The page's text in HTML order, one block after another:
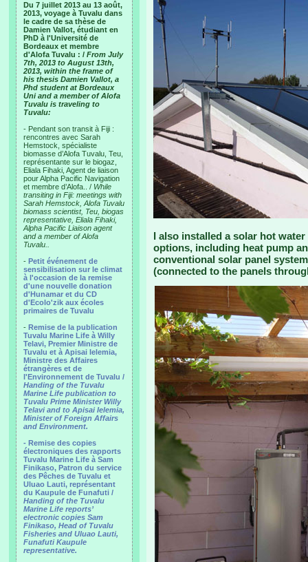
Du 7 juillet 2013 au 13 août,
2013, voyage à Tuvalu dans
le cadre de sa thèse de
Damien Vallot, étudiant en
PhD à l'Université de
Bordeaux et membre
d'Alofa Tuvalu : / From July
7th, 2013 to August 13th,
2013, within the frame of
his thesis Damien Vallot, a
Phd student at Bordeaux
Uni and a member of Alofa
Tuvalu is traveling to
Tuvalu:
- Pendant son transit à Fiji :
rencontres avec Sarah
Hemstock, spécialiste
biomasse d’Alofa Tuvalu, Teu,
représentante sur le biogaz,
Eliala Fihaki, Agent de liaison
pour Alpha Pacific Navigation
et membre d’Alofa.. / While
transiting in Fiji: meetings with
Sarah Hemstock, Alofa Tuvalu
biomass scientist, Teu, biogas
representative, Eliala Fihaki,
Alpha Pacific Liaison agent
and a member of Alofa
Tuvalu..
- Petit événement de
sensibilisation sur le climat
à l'occasion de la remise
d'une nouvelle donation
d'Hunamar et du CD
d'Ecolo'zik aux écoles
primaires de Tuvalu
- Remise de la publication
Tuvalu Marine Life à Willy
Telavi, Premier Ministre de
Tuvalu et à Apisai Ielemia,
Ministre des Affaires
étrangères et de
l'Environnement de Tuvalu /
Handing of the Tuvalu
Marine Life publication to
Tuvalu Prime Minister Willy
Telavi and to Apisai Ielemia,
Minister of Foreign Affairs
and Environment.
- Remise des copies
électroniques des rapports
Tuvalu Marine Life à Sam
Finikaso, Patron du service
des Pêches de Tuvalu et
Uluao Lauti, représentant
du Kaupule de Funafuti /
Handing of the Tuvalu
Marine Life reports’
electronic copies Sam
Finikaso, Head of Tuvalu
Fisheries and Uluao Lauti,
Funafuti Kaupule
representative.
I also installed a solar hot
options, including heat pump
conventional solar panel
(connected to the panels